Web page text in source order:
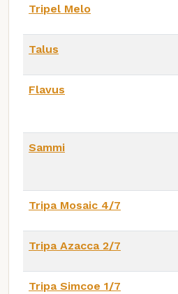
Tripel Melo
Talus
Flavus
Sammi
Tripa Mosaic 4/7
Tripa Azacca 2/7
Tripa Simcoe 1/7